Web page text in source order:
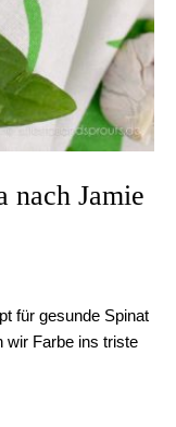
nach Jamie
für gesunde Spinat
wir Farbe ins triste